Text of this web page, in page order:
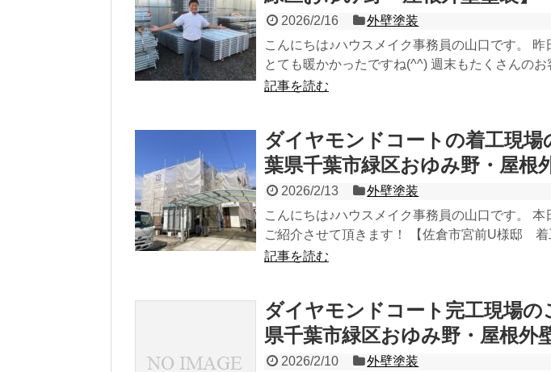
2026/2/16
外壁塗装
こんにちは♪ハウスメイク事務員の山口です。
とても暖かかったですね(^^) 週末もたくさんのお
記事を読む
ダイヤモンドコートの着工現
葉県千葉市緑区おゆみ野・屋根
2026/2/13
外壁塗装
こんにちは♪ハウスメイク事務員の山口です。 本
ご紹介させて頂きます！ 【佐倉市宮前U様邸 着
記事を読む
ダイヤモンドコート完工現場
県千葉市緑区おゆみ野・屋根外
2026/2/10
外壁塗装